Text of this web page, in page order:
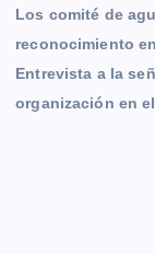
Los comité de
reconocimiento
Entrevista a la
organización en